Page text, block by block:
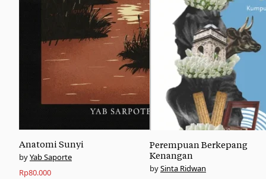
Anatomi Sunyi
Yab Saporte
Rp80.000
Perempuan Berkepang
Kenangan
Sinta Ridwan